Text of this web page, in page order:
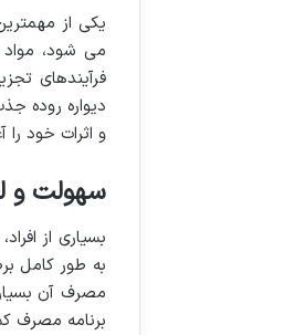
یکی از
می شود، مواد
فرآیندهای
دیواره روده
و اثرات خود را
سهولت و
بسیاری از
به طور کامل
مصرف آن
برنامه مصرف